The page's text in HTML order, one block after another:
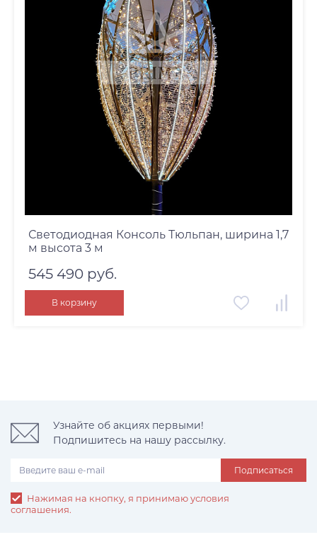
Светодиодная Консоль Тюльпан, ширина 1,7
м высота 3 м
545 490 руб.
В корзину
Узнайте об акциях первыми!
Подпишитесь на нашу рассылку.
Подписаться
Нажимая на кнопку, я принимаю условия
соглашения.